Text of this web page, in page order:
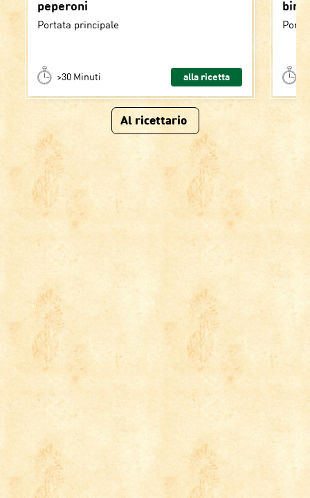
peperoni
Portata principale
>30 Minuti alla ricetta
birra
Al ricettario